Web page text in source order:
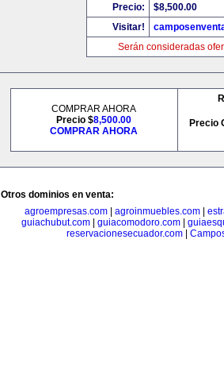
Precio:
$8,500.00
Visitar!
Serán consideradas
COMPRAR AHORA
Precio $8,500.00
COMPRAR AHORA
Precio
Otros dominios en venta:
agroempresas.com| agroinmuebles.com|
guiachubut.com
guiacomodoro.com
reservacionesecuador.com